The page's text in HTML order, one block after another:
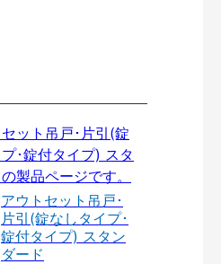
アウトセット吊戸･
片引(錠なしタイプ･
錠付タイプ) スタン
ダード